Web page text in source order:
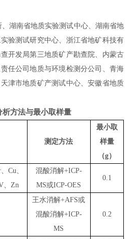
湖南省地质实验测试中心、湖南省地
验测试研究中心、浙江省地矿科技有
开发局第三地质矿产勘查院、内蒙古
任公司地质与环境检测分公司、青海
津市地质矿产测试中心、安徽省地质
析方法与最小取样量
测定方法
最小取
样量
（g）
、 Cu、
、Zn
混酸消解+ICP-
MS或ICP-OES
0.1
王水消解+AFS或
混酸消解+ICP-
MS
0.2